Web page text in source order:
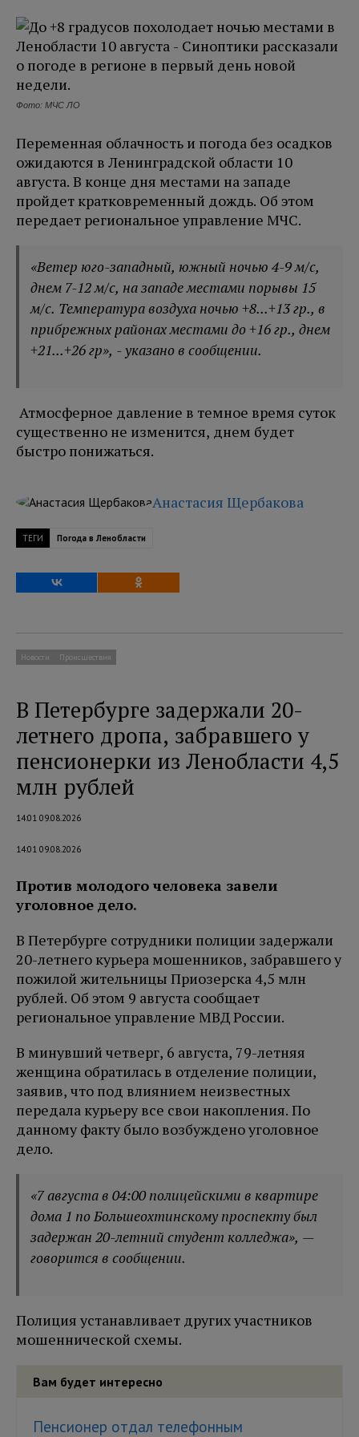
Фото: МЧС ЛО
Переменная облачность и погода без осадков
ожидаются в Ленинградской области 10
августа. В конце дня местами на западе
пройдет кратковременный дождь. Об этом
передает региональное управление МЧС.
«Ветер юго-западный, южный ночью 4-9 м/с,
днем 7-12 м/с, на западе местами порывы 15
м/с. Температура воздуха ночью +8...+13 гр., в
прибрежных районах местами до +16 гр., днем
+21...+26 гр», - указано в сообщении.
Атмосферное давление в темное время суток
существенно не изменится, днем будет
быстро понижаться.
Анастасия Щербакова
ТЕГИ Погода в Ленобласти
Новости Происшествия
В Петербурге задержали 20-
летнего дропа, забравшего у
пенсионерки из Ленобласти 4,5
млн рублей
14:01 09.08.2026
14:01 09.08.2026
Против молодого человека завели
уголовное дело.
В Петербурге сотрудники полиции задержали
20-летнего курьера мошенников, забравшего у
пожилой жительницы Приозерска 4,5 млн
рублей. Об этом 9 августа сообщает
региональное управление МВД России.
В минувший четверг, 6 августа, 79-летняя
женщина обратилась в отделение полиции,
заявив, что под влиянием неизвестных
передала курьеру все свои накопления. По
данному факту было возбуждено уголовное
дело.
«7 августа в 04:00 полицейскими в квартире
дома 1 по Большеохтинскому проспекту был
задержан 20-летний студент колледжа», —
говорится в сообщении.
Полиция устанавливает других участников
мошеннической схемы.
Вам будет интересно
Пенсионер отдал телефонным